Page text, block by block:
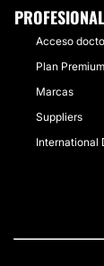
Acceso
Plan Premium
Marcas
Suppliers
International